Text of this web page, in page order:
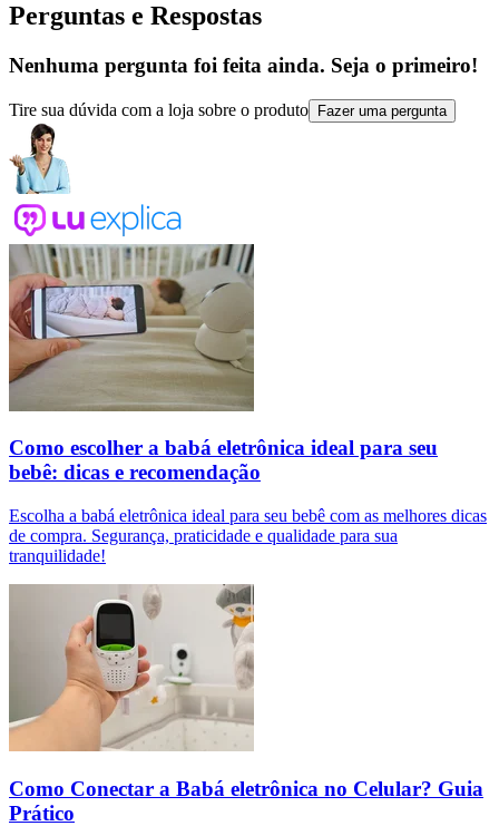
Perguntas e Respostas
Nenhuma pergunta foi feita ainda. Seja o primeiro!
Tire sua dúvida com a loja sobre o produto Fazer uma pergunta
Como escolher a babá eletrônica ideal para seu
bebê: dicas e recomendação
Escolha a babá eletrônica ideal para seu bebê com as melhores dicas
de compra. Segurança, praticidade e qualidade para sua
tranquilidade!
Como Conectar a Babá eletrônica no Celular? Guia
Prático